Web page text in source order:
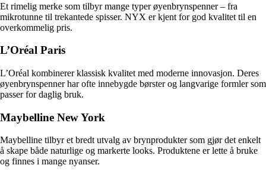
Et rimelig merke som tilbyr mange typer øyenbrynspenner – fra
mikrotunne til trekantede spisser. NYX er kjent for god kvalitet til en
overkommelig pris.
L’Oréal Paris
L’Oréal kombinerer klassisk kvalitet med moderne innovasjon. Deres
øyenbrynspenner har ofte innebygde børster og langvarige formler som
passer for daglig bruk.
Maybelline New York
Maybelline tilbyr et bredt utvalg av brynprodukter som gjør det enkelt
å skape både naturlige og markerte looks. Produktene er lette å bruke
og finnes i mange nyanser.